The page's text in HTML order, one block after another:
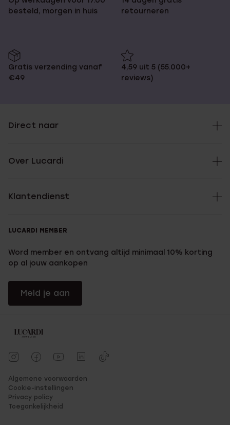
besteld, morgen in huis
retourneren
Gratis verzending vanaf
€49
4,59 uit 5 (55.000+
reviews)
Direct naar
Over Lucardi
Klantendienst
LUCARDI MEMBER
Word member en ontvang altijd minimaal 10% korting
op al jouw aankopen
Meld je aan
Algemene voorwaarden
Cookie-instellingen
Privacy policy
Toegankelijkheid